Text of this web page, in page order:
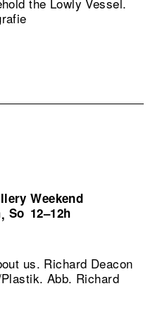
Weekend
, So 12–12h
us. Richard Deacon
Abb. Richard